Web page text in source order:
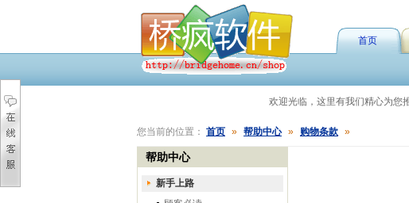
首页
欢迎光临，这里有我们精心为
您当前的位置： 首页 » 帮助中心 » 购物条款 »
帮助中心
新手上路